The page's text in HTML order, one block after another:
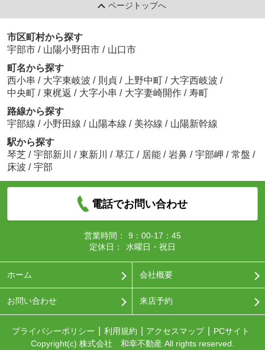
ページトップへ
市区町村から探す
宇部市 / 山陽小野田市 / 山口市
町名から探す
西小串 / 大字東岐波 / 則貞 / 上野中町 / 大字西岐波 /
中央町 / 東梶返 / 大字小串 / 大字妻崎開作 / 寿町
路線から探す
宇部線 / 小野田線 / 山陽本線 / 美祢線 / 山陽新幹線
駅から探す
琴芝 / 宇部新川 / 東新川 / 草江 / 居能 / 岩鼻 / 宇部岬 / 常盤 /
床波 / 宇部
電話でお問い合わせ
営業時間：
9：00-17：45
定休日：
水曜日・祝日
ホーム 会社概要
お問い合わせ 来店予約
プライバシーポリシー 利用規約 アクセスマップ
PCサイト
Copyright(c) 株式会社 和幸不動産 All rights reserved.